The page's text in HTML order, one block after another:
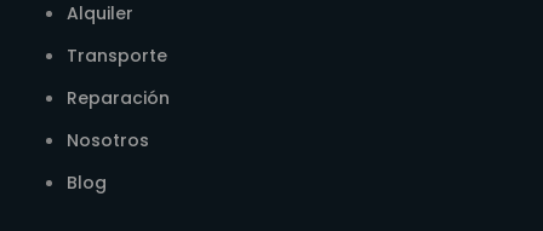
Alquiler
Transporte
Reparación
Nosotros
Blog